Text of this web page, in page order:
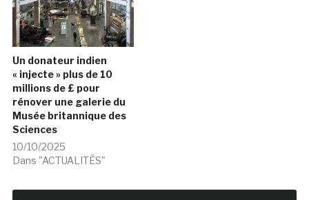
Un donateur indien
« injecte » plus de 10
millions de £ pour
rénover une galerie du
Musée britannique des
Sciences
10/10/2025
Dans "ACTUALITÉS"